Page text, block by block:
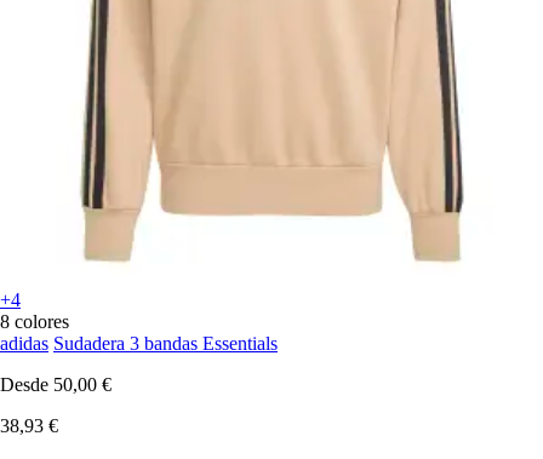
+4
8 colores
adidas Sudadera 3 bandas Essentials
Desde 50,00 €
38,93 €